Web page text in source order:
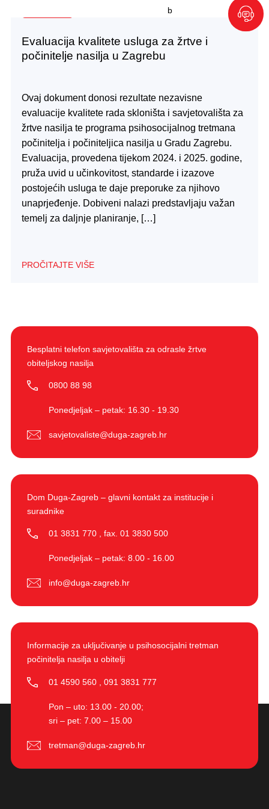
Evaluacija kvalitete usluga za žrtve i
počinitelje nasilja u Zagrebu
Ovaj dokument donosi rezultate nezavisne
evaluacije kvalitete rada skloništa i savjetovališta za
žrtve nasilja te programa psihosocijalnog tretmana
počinitelja i počiniteljica nasilja u Gradu Zagrebu.
Evaluacija, provedena tijekom 2024. i 2025. godine,
pruža uvid u učinkovitost, standarde i izazove
postojećih usluga te daje preporuke za njihovo
unaprjeđenje. Dobiveni nalazi predstavljaju važan
temelj za daljnje planiranje, […]
PROČITAJTE VIŠE
Besplatni telefon savjetovališta za odrasle žrtve
obiteljskog nasilja
0800 88 98
Ponedjeljak – petak: 16.30 - 19.30
savjetovaliste@duga-zagreb.hr
Dom Duga-Zagreb – glavni kontakt za institucije i
suradnike
01 3831 770 , fax. 01 3830 500
Ponedjeljak – petak: 8.00 - 16.00
info@duga-zagreb.hr
Informacije za uključivanje u psihosocijalni tretman
počinitelja nasilja u obitelji
01 4590 560 091 3831 777
Pon – uto: 13.00 - 20.00;
sri – pet: 7.00 – 15.00
tretman@duga-zagreb.hr